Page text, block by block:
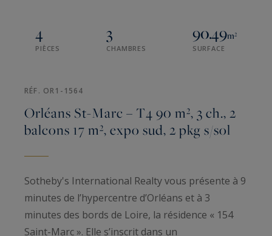
4
PIÈCES
3
CHAMBRES
90.49m²
SURFACE
RÉF. OR1-1564
Orléans St-Marc – T4 90 m², 3 ch., 2
balcons 17 m², expo sud, 2 pkg s/sol
Sotheby's International Realty vous présente à 9
minutes de l’hypercentre d’Orléans et à 3
minutes des bords de Loire, la résidence « 154
Saint-Marc ». Elle s’inscrit dans un